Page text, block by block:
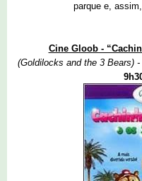
parque e,
Cine Gloob -
(Goldilocks and the 3 Bears) -